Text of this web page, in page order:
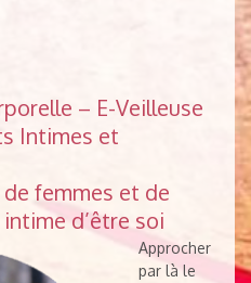
– E-Veilleuse
Intimes et
femmes et de
d’être soi
Approcher
par là le